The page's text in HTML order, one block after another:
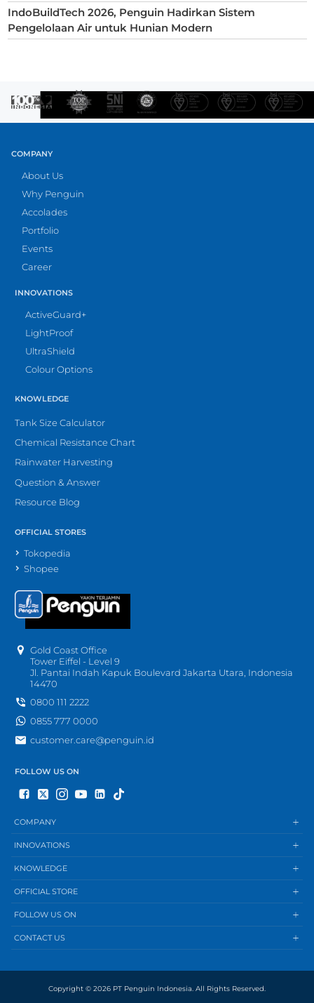
IndoBuildTech 2026, Penguin Hadirkan Sistem
Pengelolaan Air untuk Hunian Modern
COMPANY
About Us
Why Penguin
Accolades
Portfolio
Events
Career
INNOVATIONS
ActiveGuard+
LightProof
UltraShield
Colour Options
KNOWLEDGE
Tank Size Calculator
Chemical Resistance Chart
Rainwater Harvesting
Question & Answer
Resource Blog
OFFICIAL STORES
Tokopedia
Shopee
Gold Coast Office
Tower Eiffel - Level 9
Jl. Pantai Indah Kapuk Boulevard Jakarta Utara, Indonesia
14470
0800 111 2222
0855 777 0000
customer.care@penguin.id
FOLLOW US ON
COMPANY
INNOVATIONS
KNOWLEDGE
OFFICIAL STORE
FOLLOW US ON
CONTACT US
Copyright © 2026 PT Penguin Indonesia. All Rights Reserved.